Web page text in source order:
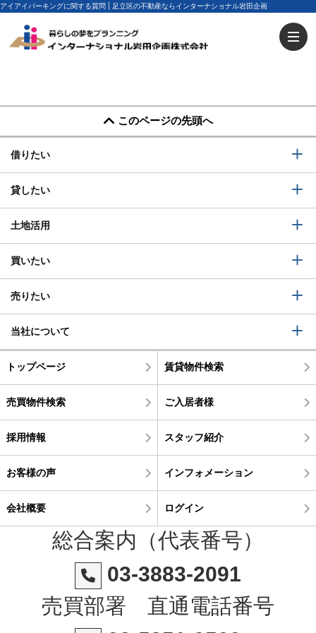
アイアイパーキングに関する質問 | 足立区の不動産ならインターナショナル岩田企画
このページの先頭へ
借りたい
貸したい
土地活用
買いたい
売りたい
当社について
トップページ 賃貸物件検索
売買物件検索 ご入居者様
採用情報 スタッフ紹介
お客様の声 インフォメーション
会社概要 ログイン
総合案内（代表番号）
03-3883-2091
売買部署 直通電話番号